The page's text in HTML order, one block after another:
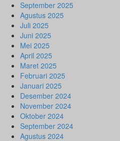
September 2025
Agustus 2025
Juli 2025
Juni 2025
Mei 2025
April 2025
Maret 2025
Februari 2025
Januari 2025
Desember 2024
November 2024
Oktober 2024
September 2024
Agustus 2024